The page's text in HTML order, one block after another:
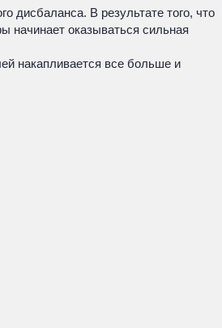
дисбаланса. В результате того, что
начинает оказываться сильная
накапливается все больше и